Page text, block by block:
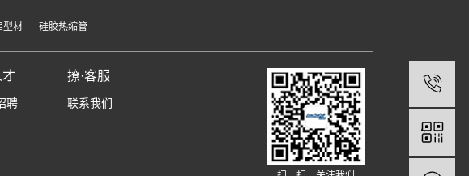
型材 硅胶热缩管
才
聘
撩·客服
联系我们